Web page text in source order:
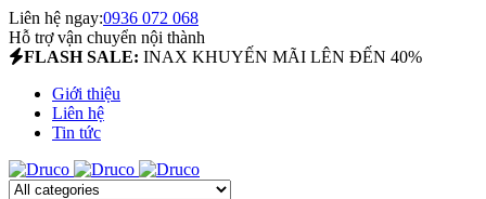
Liên hệ ngay:0936 072 068
Hỗ trợ vận chuyển nội thành
FLASH SALE: INAX KHUYẾN MÃI LÊN ĐẾN 40%
Giới thiệu
Liên hệ
Tin tức